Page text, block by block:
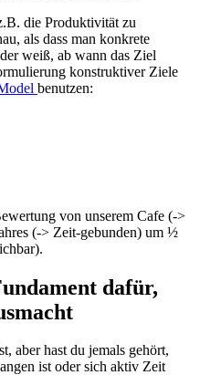
die Produktivität zu
als dass man konkrete
weiß, ab wann das Ziel
konstruktiver Ziele
benutzen:
von unserem Cafe (->
(-> Zeit-gebunden) um ½
dafür,
aber hast du jemals gehört,
ist oder sich aktiv Zeit